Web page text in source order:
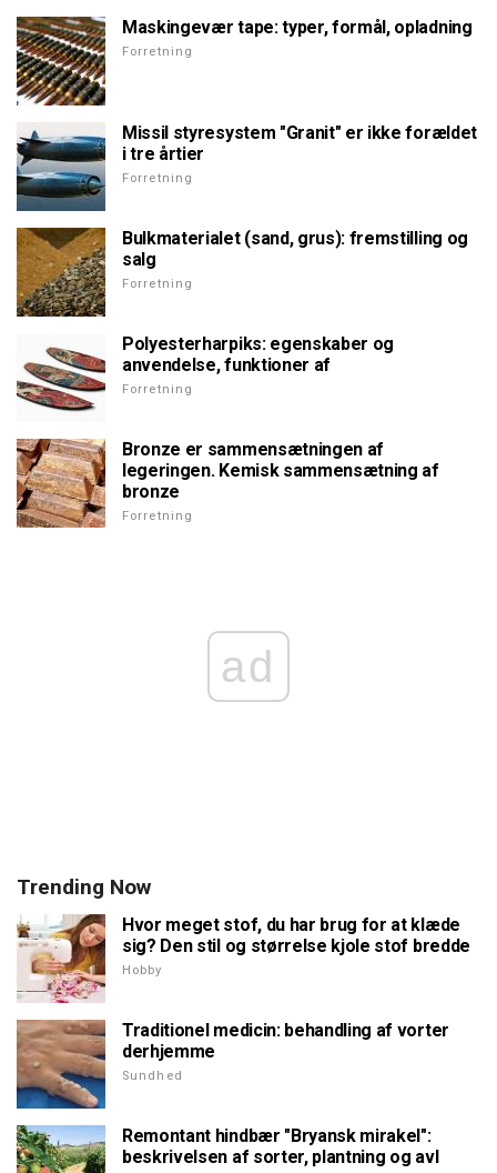
Maskingevær tape: typer, formål, opladning
Forretning
Missil styresystem "Granit" er ikke forældet
i tre årtier
Forretning
Bulkmaterialet (sand, grus): fremstilling og
salg
Forretning
Polyesterharpiks: egenskaber og
anvendelse, funktioner af
Forretning
Bronze er sammensætningen af
legeringen. Kemisk sammensætning af
bronze
Forretning
ad
Trending Now
Hvor meget stof, du har brug for at klæde
sig? Den stil og størrelse kjole stof bredde
Hobby
Traditionel medicin: behandling af vorter
derhjemme
Sundhed
Remontant hindbær "Bryansk mirakel":
beskrivelsen af sorter, plantning og avl